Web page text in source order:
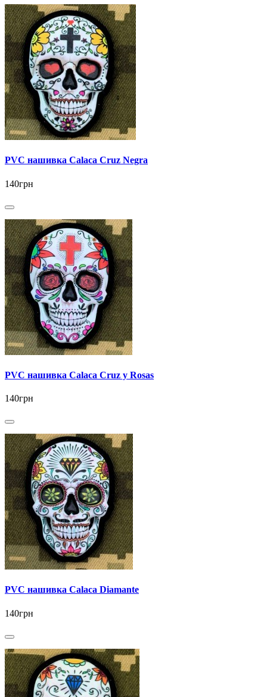
PVC нашивка Calaca Cruz Negra
140грн
PVC нашивка Calaca Cruz y Rosas
140грн
PVC нашивка Calaca Diamante
140грн